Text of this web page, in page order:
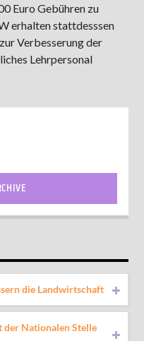
Steinfurt103,9 MHz
Euro Gebühren zu
erhalten stattdesssen
Verbesserung der
Lehrpersonal
die Landwirtschaft
der Nationalen Stelle